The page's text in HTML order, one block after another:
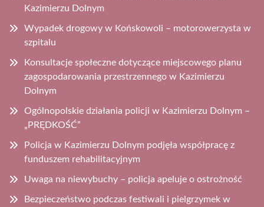
Kazimierzu Dolnym
Wypadek drogowy w Końskowoli – motorowerzysta w
szpitalu
Konsultacje społeczne dotyczące miejscowego planu
zagospodarowania przestrzennego w Kazimierzu
Dolnym
Ogólnopolskie działania policji w Kazimierzu Dolnym –
„PRĘDKOŚĆ”
Policja w Kazimierzu Dolnym podjęła współpracę z
funduszem rehabilitacyjnym
Uwaga na niewybuchy – policja apeluje o ostrożność
Bezpieczeństwo podczas festiwali i pielgrzymek w